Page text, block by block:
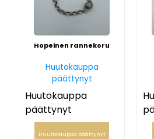
Hopeinen rannekoru
Huutokauppa
päättynyt
Huutokauppa
päättynyt
Huutokauppa päättynyt